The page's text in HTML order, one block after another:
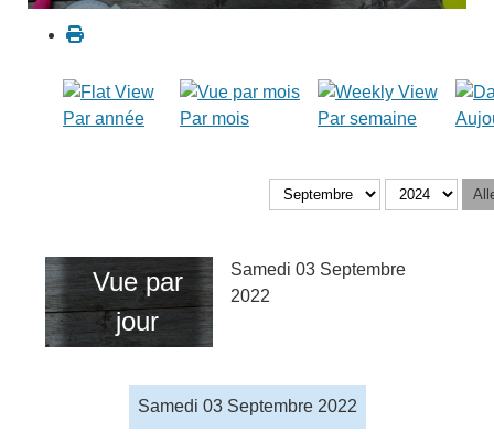
Par année Par mois Par semaine
Vue par
jour
Samedi 03 Septembre
2022
Samedi 03 Septembre 2022